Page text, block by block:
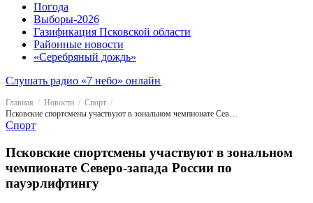
Погода
Выборы-2026
Газификация Псковской области
Районные новости
«Серебряный дождь»
Слушать радио «7 небо» онлайн
Главная Новости
Спорт
Псковские спортсмены участвуют в зональном чемпионате Северо-запада России по пауэрлифтингу
Спорт
Псковские спортсмены участвуют в зональном
чемпионате Северо-запада России по
пауэрлифтингу